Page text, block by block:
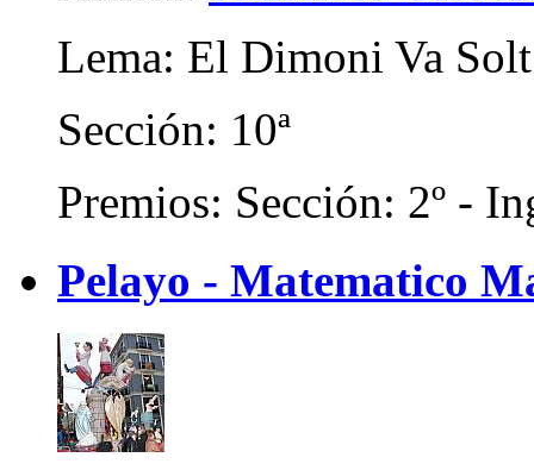
Lema: El Dimoni Va
Sección: 10ª
Premios: Sección: 2º -
Pelayo - Matematico